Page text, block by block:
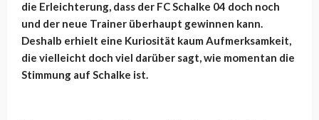
die Erleichterung, dass der FC Schalke 04 doch noch
und der neue Trainer überhaupt gewinnen kann.
Deshalb erhielt eine Kuriosität kaum Aufmerksamkeit,
die vielleicht doch viel darüber sagt, wie momentan die
Stimmung auf Schalke ist.